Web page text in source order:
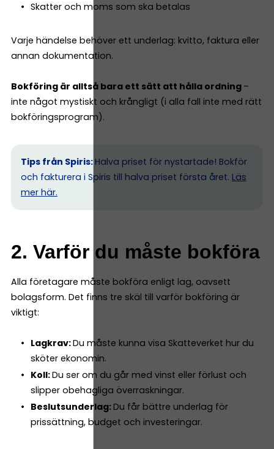
Skatter och moms som ska betalas
Varje händelse behöver ett underlag: kvitto, faktura eller
annan dokumentation.
Bokföring är alltså bara ett sätt att hålla ordning –
inte något mystiskt och krångligt (i alla fall inte med rätt
bokföringsprogram).
Tips från Spiris: Halva priset för nystartade! Bokför
och fakturera i Spiris till halva priset första året. Läs
mer här.
2. Varför du måste bokföra
Alla företagare måste bokföra enligt lag, oavsett
bolagsform. Det finns tre skäl till varför bokföring är
viktigt:
Lagkrav:Du måste kunna visa Skatteverket hur du
sköter ekonomin.
Koll:Du ser om du går med vinst eller förlust och
slipper obehagliga överraskningar.
Beslutsunderlag: Du får bättre underlag för
prissättning, budget och investeringar.